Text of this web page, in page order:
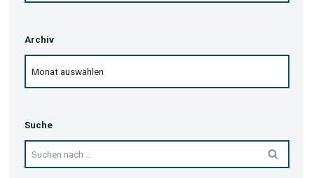
Archiv
Suche